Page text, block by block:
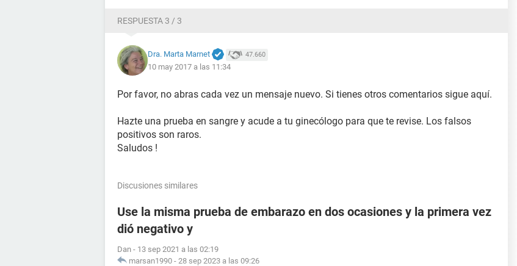
RESPUESTA 3 / 3
Dra. Marta Marnet 47.660
10 may 2017 a las 11:34
Por favor, no abras cada vez un mensaje nuevo. Si tienes otros comentarios sigue aquí.
Hazte una prueba en sangre y acude a tu ginecólogo para que te revise. Los falsos
positivos son raros.
Saludos !
Discusiones similares
Use la misma prueba de embarazo en dos ocasiones y la primera vez
dió negativo y
Dan - 13 sep 2021 a las 02:19
marsan1990 - 28 sep 2023 a las 09:26